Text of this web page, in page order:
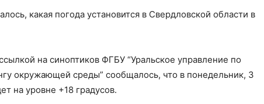
какая погода установится в Свердловской области в
на синоптиков ФГБУ “Уральское управление по
окружающей среды” сообщалось, что в понедельник, 3
на уровне +18 градусов.